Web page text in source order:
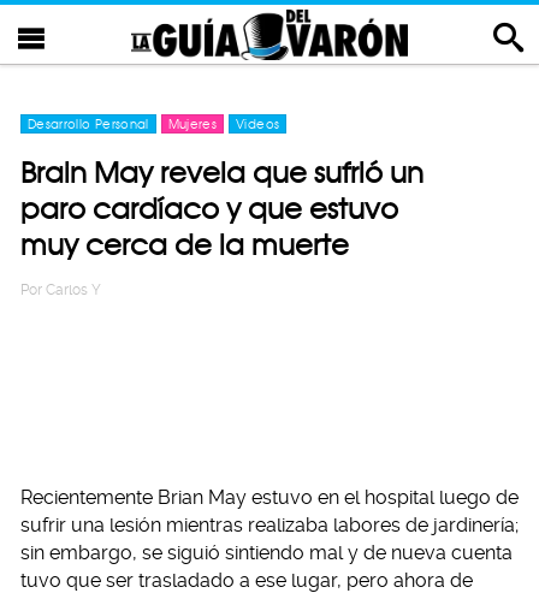
Desarrollo Personal Mujeres Videos
Brain May revela que sufrió un
paro cardíaco y que estuvo
muy cerca de la muerte
Por Carlos Y
Recientemente Brian May estuvo en el hospital luego de
sufrir una lesión mientras realizaba labores de jardinería;
sin embargo, se siguió sintiendo mal y de nueva cuenta
tuvo que ser trasladado a ese lugar, pero ahora de